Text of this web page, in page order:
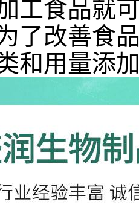
工食品就
了改善食
和用量添